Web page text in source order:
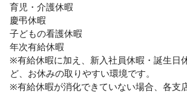
育児・介護休暇
慶弔休暇
子どもの看護休暇
年次有給休暇
※有給休暇に加え、新入社員休暇・誕生日
ど、お休みの取りやすい環境です。
※有給休暇が消化できていない場合、各支